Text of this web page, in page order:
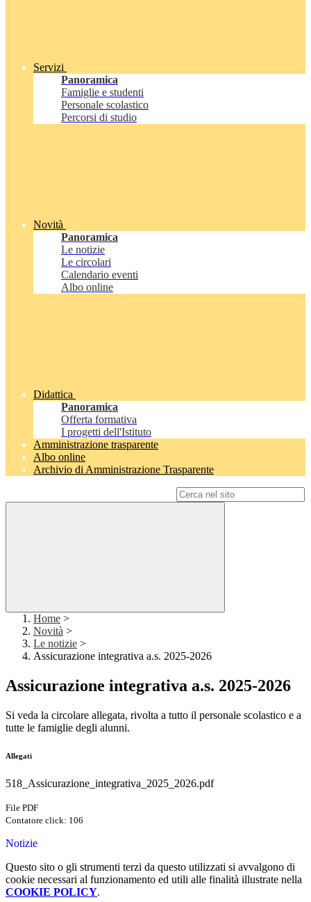
Servizi
Panoramica
Famiglie e studenti
Personale scolastico
Percorsi di studio
Novità
Panoramica
Le notizie
Le circolari
Calendario eventi
Albo online
Didattica
Panoramica
Offerta formativa
I progetti dell'Istituto
Amministrazione trasparente
Albo online
Archivio di Amministrazione Trasparente
Home >
Novità >
Le notizie >
Assicurazione integrativa a.s. 2025-2026
Assicurazione integrativa a.s. 2025-2026
Si veda la circolare allegata, rivolta a tutto il personale scolastico e a
tutte le famiglie degli alunni.
Allegati
518_Assicurazione_integrativa_2025_2026.pdf
File PDF
Contatore click: 106
Notizie
Questo sito o gli strumenti terzi da questo utilizzati si avvalgono di
cookie necessari al funzionamento ed utili alle finalità illustrate nella
COOKIE POLICY.